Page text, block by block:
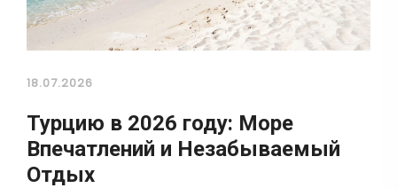
18.07.2026
Турцию в 2026 году: Море
Впечатлений и Незабываемый
Отдых